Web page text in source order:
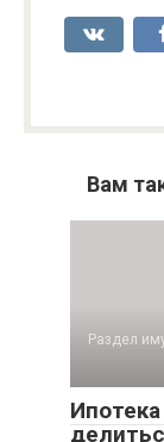
Вам
Раздел